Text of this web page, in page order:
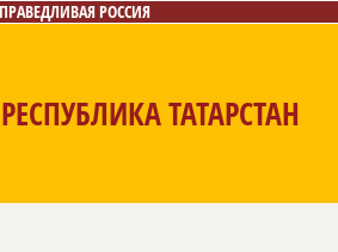
РОССИЯ
РЕСПУБЛИКА ТАТАРСТАН